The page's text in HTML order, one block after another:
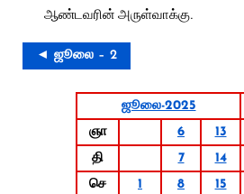
ஆண்டவரின் அருள்வாக்கு.
◄ ஜூலை – 2
ஜூலை-2025
ஞா
6 13
தி
7 14
செ
1 8 15